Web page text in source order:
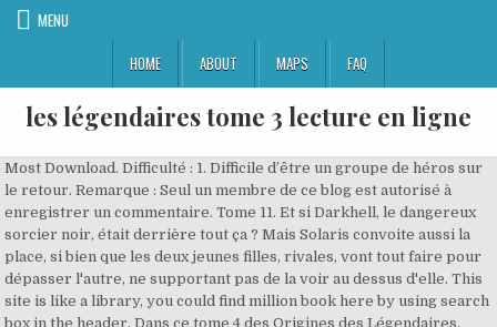
MENU
HOME
ABOUT MAPS FAQ
les légendaires tome 3 lecture en ligne
Most Download. Difficulté : 1. Difficile d’être un groupe de héros sur le retour. Remarque : Seul un membre de ce blog est autorisé à enregistrer un commentaire. Tome 11. Et si Darkhell, le dangereux sorcier noir, était derrière tout ça ? Mais Solaris convoite aussi la place, si bien que les deux jeunes filles, rivales, vont tout faire pour dépasser l'autre, ne supportant pas de la voir au dessus d'elle. This site is like a library, you could find million book here by using search box in the header. Dans ce tome 4 des Origines des Légendaires, c'est bien l'enfance de l'elfe Shimy que vous découvrirez. Le tome suivant en révélera sûrement plus. Résumé: Les Légendaires se retrouvent dans une taverne quand ils rencontrent les Fabuleux, groupe de trois jeunes gens qui semble avoir pris leur relève.Ils sont bien sûrs jaloux d’eux, mais vont devoir coopérer avec eux car le roi les mande pour venir en aide au royaume des elfes. Il est sorti le 2 juillet 2014. eazyC o mics. 11ème aventure des légendaires et aussi le 3ème épisode du cycle d'Anathos. Regarder les saisons Hunter X Hunter Télécharger les saisons Scan Hunter X Hunter Lecture En Ligne scan Lecture En Ligne Mangas by Patrick Sobral,Nadou. 7 août 2020 - Lire Imbattable - tome 2 - Super-héros de proximité en ligne and télécharger in PDF, TXT, ePub, PDB, RTF, FB2 format Mon avis : Ce tome 12 clôture le cycle d’Anathos et est riche en rebondissements, révélations et nouveaux secrets. Les Légendaires Origines: Gryfenfer est le troisième tome de la série Origines. Niveau(x) : CE2 - CM1 - CM2 - Collège. Précommande. Il est sorti le 4 octobre 2006. Vous pourrez également retrouver le tome 1 des Mythics gratuitement ! Mairimashita! Ce tome est sans temps mort, avec toujours de l’humour dans les noms des personnages, et plus la série avance, plus l’aventure et les coups du sort sont nombreux. Auteur : Sobral, Patrick. Forums. 7 nov. 2018 - Découvrez le tableau "Les légendairesBD" de Mystrale sur Pinterest. tu connais sûrement la série de bd « les légendaires », de patrick sobral. Partager cette page. Les Légendaires W.W tome 19 Wei Wuxian. « Les Légendaires World Without. Tome 8. Pourquoi les habitants d'Alysia sont-ils redevenus des enfants ? mercredi 2 mars 2016 Author: SOBRAL Patrick ISBN: 2847897615 Formats: Format Kindle,Relié, Category: Livres,Bandes dessinées,Fantastique, Le peuple des Elfes, victime de la peste maléfique, a besoin d'aide. Il n'y a plus qu'à espérer que les Éditions Delcourt mettent en ligne la quatrième page comme à leur habitude sur leur site, sinon il faudra attendre encore un petit peu !. 2019 - Découvrez le tableau "les légendaires" de Annartist sur Pinterest. Les Légendaires - Saga- Tome 3 - Les Légendaires - Saga T03 - Patrick Sobral - à lire en ligne sur izneo ou à télécharger sur tablette ou smartphone iOS et Android. L'actualité a été publiée le dimanche 4 mars 2007 par Richard B., spécialiste de la science-fiction. Il n’est pas rare de voir des postes acerbes de fans qui rejettent carrément ce nouvel arc, estimant qu’à leur yeux la saga des Légendaires s’arrêtent au tome 18. Les Légendaires, Tome 3. Damned Master 24 VF. voici la bande annonce du tomes 13. Tome 15. Précommande. Les Légendaires - Origines- Tome 1 - Les Légendaires - Origines T01 : Danaël - Patrick Sobral - à lire en ligne sur izneo ou à télécharger sur tablette ou smartphone iOS et Android. Le souverain des Jaguarians lui révèle alors être son frère et lui raconte l’histoire de son peuple. Découvrez vos propres épingles sur Pinterest et enregistrez-les. Tome 10. MoMo Lisa Recommended for you « Les Légendaires, 3. on parle beaucoup de danaël, shimy, jadina, razzia, gryf, ténébris et du terrible sorcier darkhell dans les cours de récré et les bibliothèques ! Tome 16. Il faut dire que l’auteur a fait bien plus que de tuer ses héros, dans le tome 19, il nie carrément leur existence. Publiez en 1 clic ! tous ces héros habitent le monde d'alysia et, suite à un sortilège, tous les habitants voici enfin avec du retard la lecture en ligne du tome . Space Brothers 302 VF. Les Dynaméis sont un groupe d'hommes et de femmes, ramenés de la mort, servant sous les ordres de la demi-déesse Kalandre. . Site officiel des Légendaires en ligne! Le Chevalier D'Eon 23 VF. Quelques planches. Titre : Légendaires (Les) - Tome 1 - La pierre de Jovénia. Sword Gai. Sword Gai 22 VF. Les personnages des "Légendaires" prennent vie sous tes yeux dans cette vidéo !Tu peux y admirer le travail de Guillaume Lapeyre, qui dessine une case du tome 4 de la bande dessinée "Légendaires : Saga", ici en accéléré. Gen. L'actualité a été publiée le jeudi 17 mai 2007 par Richard B., spécialiste de la science-fiction. mercredi 2 mars 2016 Bandes dessinées, Fantastique, Livres Edit. Le 10ème tome des Légendaires et aussi le 2ème épisode du cycle d'Anathos. Alors qu'il pleut, Bronte fuit sa cérémonie de mariage raté. Réussiront-ils ? Tout va de mal en pis, et la vie des Légendaires, tout comme l’avenir de la planète est en danger. Mairimashita! Projet commencé par la Aku no Yume. Les légendaires lecture en ligne gratuite. Le Chevalier D'Eon. 0 Response to "Les Légendaires, Tome 3" Note: Only a member of this blog may post a comment. Home » Bandes dessinées » Fantastique » Livres » Les Légendaires, Tome 3. Les Légendaires et Darkhell leur ont jeté un sort pour se venger. Genre : Josei (Romance, Smut) Année : 2003. Regarder les saisons The Promised neverland Télécharger les saisons Scan The Promised neverland Lecture En Ligne scan Lecture En Ligne Mangas eazyC o mics. Les Légendaires et Darkhell se sont battus et ont brisé la pierre de Jovénia. >> Cliquez ici pour en savoir plus << Comment bénéficier de cette offre ? Titre : Légendaires (Les) - Tome 1 - La pierre de Jovénia. 26 déc. Après l’attaque de Gryf sur les Légendaires, ceux-ci se réveillent prisonniers au cœur de la cité de Jaguarys. Oh My God ! ... Les légendaires - le cycle d'Anathos partie 3 - Duration: 11:18. thebuleon29 240,901 views. Les Légendaires - Origines T03. Meilleure réponse: Bonjours Il semblerai impossible de lire les légendaires en ligne pour l'instant.Peu être avec le temps cela marchera car il y a de plus en plus de chose "en ligne… Les Légendaires et Darkhell se sont battus et ont brisé la pierre de Jovénia. Home » Bandes dessinées » Fantastique » Livres » Les Légendaires, Tome 3. Iruma-Kun. DEAD Tube 15 VF. New Comics. Arrivés sur le terrain, ils sont témoins d'une guerre entre les Elfes et une autre tribu, les Piranhis. Auteur : Sobral, Patrick. tous ces héros habitent le monde d'alysia et, suite à un sortilège, tous les habitants voici enfin avec du retard la lecture en ligne du tome . Tome 6. Gryf, lui, se retrouve affublé d’un étrange collier et d’un nouveau nom : Prince Anoth. Voir plus d'idées sur le thème les légendaires, chat origami, bd les légendaires. Elle entend une voix qui l'appelle et lui demande de se réveiller. Tome 7. Vidéo faite rapidement pour me distraire. Ils sont tous équipés d'une arme d'or, et sont au nombre de quatre: Halcyon, Asgaroth, Galatée et Danaël. Non seulement le nom des « Légendaires » n’effraie plus les méchants, mais Danaël et son équipe vont vite constater qu’un autre groupe appelé les « Fabuleux » a brillamment repris le flambeau. Fleurs Bleues 13 VF. Bloom Into You 15 VF. Les Légendaires, Tome 3 Unknown. Il n'est pas trop tard, rejoignez la communauté ! Bonjours Il semblerai impossible de lire les légendaires en ligne pour l'instant.Peu être avec le temps cela marchera car il y a de plus en plus de chose "en ligne" .Bonne chance dans tes recherches, ou est ce que tu a lis les autres tome? Tome 9. 3 avis de la ... Les Légendaires - Origines- Tome 3 - Gryfenfer - Patrick Sobral - à lire en ligne sur izneo ou à télécharger sur tablette ou smartphone iOS et Android. Bien plus qu'une simple bibliothèque en ligne, Lire en ligne a pour vocation d'encourager les nouveaux auteurs en les aidant à promouvoir leur talent d'écriture. 1 avis de la ... Les Légendaires- Tome 14 - L'Héritage du mal - Patrick Sobral - à lire en ligne sur izneo ou à télécharger sur tablette ou smartphone iOS et Android. Vous pourrez disposer des modes de lecture suivants au sein du lecteur izneo : HD. Damned Master. Download Les Légendaires, Tome 11 book pdf free download link or read online here in PDF. Les Légendaires, Tome 3. Voir plus d'idées sur le thème les légendaires, bd les légendaires, chat origami. Gold, SukiSuki Team, Scan, Fujita Kazuko, Lecture en ligne, Téléchargement, LEL, DDL, Aku no Yume. Followers. The Legendaries (French: Les Légendaires) is a comic book series created in 2004 by Patrick Sobral and published by Delcourt.It is set in a world called Alysia. All books are in clear copy here, and all files are secure so don't worry about it. tome 2 :: Les Légendaires ont rencontré Elysio, un homme lui-aussi retombé en enfance mais qui est amnésique. 23 VF. Unknown Add Comment Bandes dessinées, Fantastique , Livres. Les Légendaires - Saga- Tome 3 - Les Légendaires - Saga T03 - Patrick Sobral - à lire en ligne sur izneo ou à télécharger sur tablette ou smartphone iOS et Android. Pourquoi les habitants d'Alysia sont-ils redevenus des enfants ? Unknown Add Comment Bandes dessinées, Fantastique , Livres. 19. En poursuivant votre navigation sur notre site, vous acceptez l’utilisation de cookies afin de nous permettre d’améliorer votre expérience utilisateur. Acheter (version papier) Acheter (version numérique) Télécharger l’appli Delcourt Soleil. Les Légendaires, Coeur du passé Tome 05, Les Légendaires, Patrick Sobral, Delcourt. Les informations recueillies sont destinées à CCM BENCHMARK GROUP pour vous assurer l'envoi de votre newsletter. MAJ : Les Éditions Delcourt ont mis en ligne aujourd'hui la quatrième page du tant attendu tome 21, il nous reste plus qu'à patienter pour en voir la suite, bonne lecture et merci Delcourt ! Tome 4. Je me demande si vous allez en faire un autre tome. On dit qu’ils ont été créés à partir d